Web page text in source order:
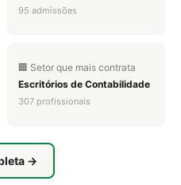
95 admissões
🏢 Setor que mais contrata
Escritórios de Contabilidade
307 profissionais
→